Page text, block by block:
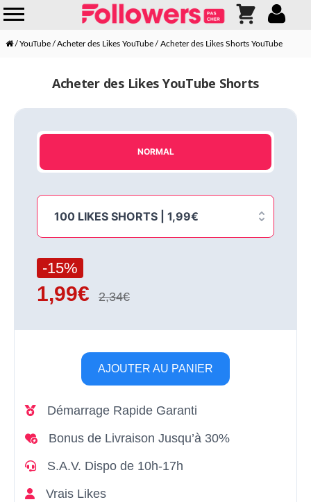
YouTube Acheter des Likes YouTube Acheter des Likes Shorts YouTube
Acheter des Likes YouTube Shorts
NORMAL
100 LIKES SHORTS | 1,99€
-15%
1,99€ 2,34€
AJOUTER AU PANIER
Démarrage Rapide Garanti
Bonus de Livraison Jusqu’à 30%
S.A.V. Dispo de 10h-17h
Vrais Likes